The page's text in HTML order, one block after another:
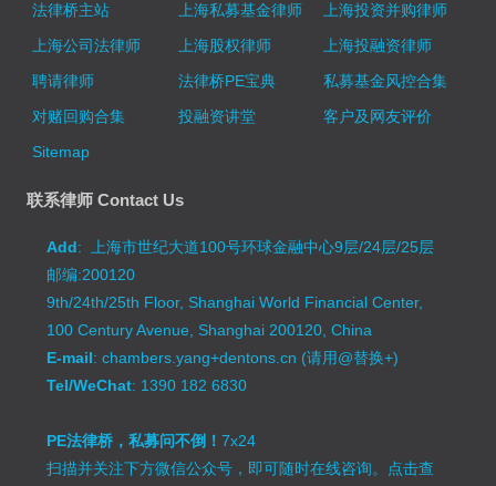
法律桥主站
上海私募基金律师
上海投资并购律师
上海公司法律师
上海股权律师
上海投融资律师
聘请律师
法律桥PE宝典
私募基金风控合集
对赌回购合集
投融资讲堂
客户及网友评价
Sitemap
联系律师 Contact Us
Add: 上海市世纪大道100号环球金融中心9层/24层/25层
邮编:200120
9th/24th/25th Floor, Shanghai World Financial Center,
100 Century Avenue, Shanghai 200120, China
E-mail: chambers.yang+dentons.cn (请用@替换+)
Tel/WeChat: 1390 182 6830
PE法律桥，私募问不倒！7x24
扫描并关注下方微信公众号，即可随时在线咨询。 点击查